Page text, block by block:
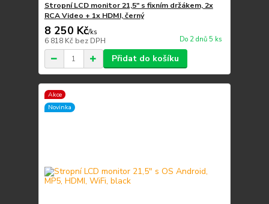
Stropní LCD monitor 21,5" s fixním držákem, 2x
RCA Video + 1x HDMI, černý
8 250 Kč/ks
6 818 Kč bez DPH Do 2 dnů 5 ks
Přidat do košíku
Akce
Novinka